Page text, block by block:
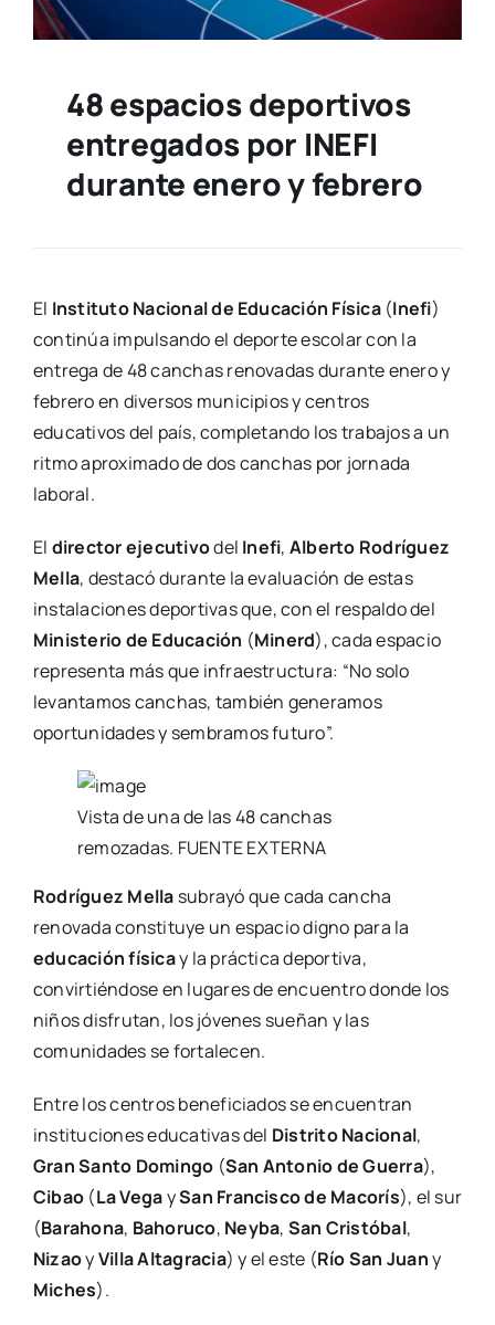
48 espacios deportivos
entregados por INEFI
durante enero y febrero
El Instituto Nacional de Educación Física(Inefi)
continúa impulsando el deporte escolar con la
entrega de 48 canchas renovadas durante enero y
febrero en diversos municipios y centros
educativos del país, completando los trabajos a un
ritmo aproximado de dos canchas por jornada
laboral.
El director ejecutivodel Inefi, Alberto Rodríguez
Mella, destacó durante la evaluación de estas
instalaciones deportivas que, con el respaldo del
Ministerio de Educación (Minerd), cada espacio
representa más que infraestructura: “No solo
levantamos canchas, también generamos
oportunidades y sembramos futuro”.
Vista de una de las 48 canchas
remozadas. FUENTE EXTERNA
Rodríguez Mella subrayó que cada cancha
renovada constituye un espacio digno para la
educación físicay la práctica deportiva,
convirtiéndose en lugares de encuentro donde los
niños disfrutan, los jóvenes sueñan y las
comunidades se fortalecen.
Entre los centros beneficiados se encuentran
instituciones educativas del Distrito Nacional,
Gran Santo Domingo (San Antonio de Guerra),
Cibao (La VegaySan Francisco de Macorís), el sur
(Barahona, Bahoruco, Neyba, San Cristóbal,
NizaoyVilla Altagracia) y el este (Río San Juany
Miches).